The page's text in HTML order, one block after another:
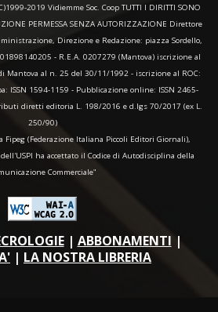
2019 Vidiemme Soc. Coop TUTTI I DIRITTI SONO
PERMESSA SENZA AUTORIZZAZIONE Direttore
Direzione e Redazione: piazza Sordello,
- R.E.A. 0207279 (Mantova) iscrizione al
Mantova al n. 25 del 30/11/1992 - iscrizione al ROC:
ISSN 1594-1159 - Pubblicazione online: ISSN 2465-
diretti editoria L. 198/2016 e d.lgs 70/2017 (ex L.
250/90)
Fipeg (Federazione Italiana Piccoli Editori Giornali),
ha accettato il Codice di Autodisciplina della
Commerciale"
| ABBONAMENTI |
| LA NOSTRA LIBRERIA